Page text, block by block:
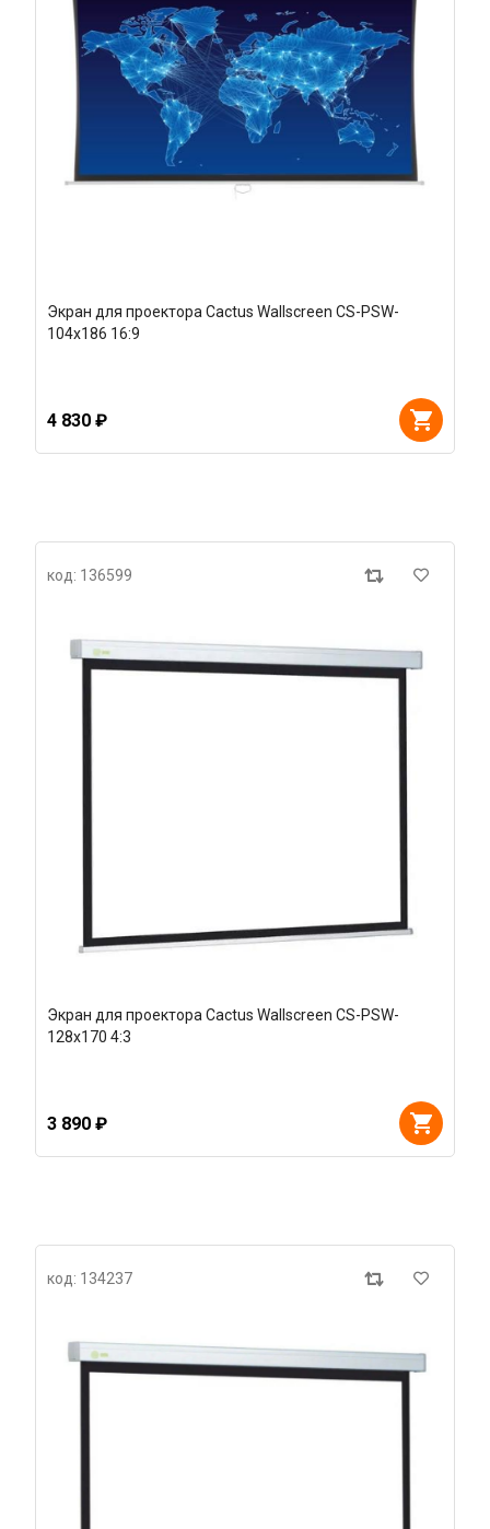
Экран для проектора Cactus Wallscreen CS-PSW-
104x186 16:9
4 830 ₽
код: 136599
Экран для проектора Cactus Wallscreen CS-PSW-
128x170 4:3
3 890 ₽
код: 134237